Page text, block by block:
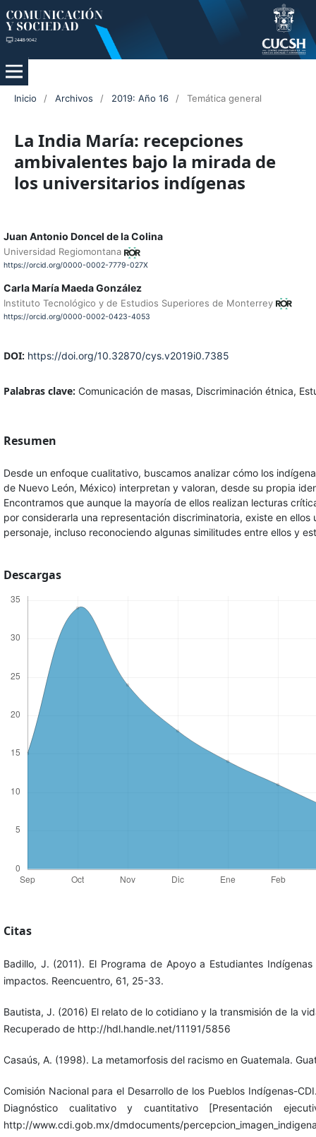
Inicio / Archivos / 2019: Año 16 / Temática general
La India María: recepciones
ambivalentes bajo la mirada de
los universitarios indígenas
Juan Antonio Doncel de la Colina
Universidad Regiomontana
https://orcid.org/0000-0002-7779-027X
Carla María Maeda González
Instituto Tecnológico y de Estudios Superiores de Monterrey
https://orcid.org/0000-0002-0423-4053
DOI: https://doi.org/10.32870/cys.v2019i0.7385
Palabras clave: Comunicación de masas, Discriminación étnica,
Resumen
Desde un enfoque cualitativo, buscamos analizar cómo los
de Nuevo León, México) interpretan y valoran, desde su propia
Encontramos que aunque la mayoría de ellos realizan lecturas
por considerarla una representación discriminatoria, existe en
personaje, incluso reconociendo algunas similitudes entre ellos y
Descargas
Citas
Badillo, J. (2011). El Programa de Apoyo a Estudiantes
impactos. Reencuentro, 61, 25-33.
Bautista, J. (2016) El relato de lo cotidiano y la transmisión de la
Recuperado de http://hdl.handle.net/11191/5856
Casaús, A. (1998). La metamorfosis del racismo en Guatemala.
Comisión Nacional para el Desarrollo de los Pueblos Indígenas-
Diagnóstico cualitativo y cuantitativo [Presentación
http://www.cdi.gob.mx/dmdocuments/